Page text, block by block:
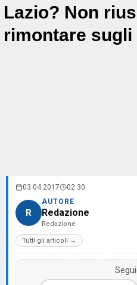
Lazio? Non
rimontare
03.04.2017 02:30
R
AUTORE
Redazione
Redazione
Tutti gli articoli →